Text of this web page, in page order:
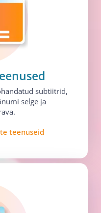
subtiitrid,
selge ja
teenuseid